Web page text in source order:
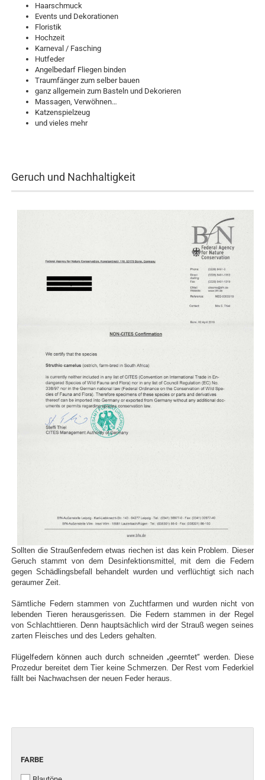
Haarschmuck
Events und Dekorationen
Floristik
Hochzeit
Karneval / Fasching
Hutfeder
Angelbedarf Fliegen binden
Traumfänger zum selber bauen
ganz allgemein zum Basteln und Dekorieren
Massagen, Verwöhnen…
Katzenspielzeug
und vieles mehr
Geruch und Nachhaltigkeit
Sollten die Straußenfedern etwas riechen ist das kein Problem. Dieser
Geruch stammt von dem Desinfektionsmittel, mit dem die Federn
gegen Schädlingsbefall behandelt wurden und verflüchtigt sich nach
geraumer Zeit.
Sämtliche Federn stammen von Zuchtfarmen und wurden nicht von
lebenden Tieren herausgerissen. Die Federn stammen in der Regel
von Schlachttieren. Denn hauptsächlich wird der Strauß wegen seines
zarten Fleisches und des Leders gehalten.
Flügelfedern können auch durch schneiden „geerntet“ werden.Diese
Prozedur bereitet dem Tier keine Schmerzen. Der Rest vom Federkiel
fällt bei Nachwachsen der neuen Feder heraus.
FARBE
FARBE